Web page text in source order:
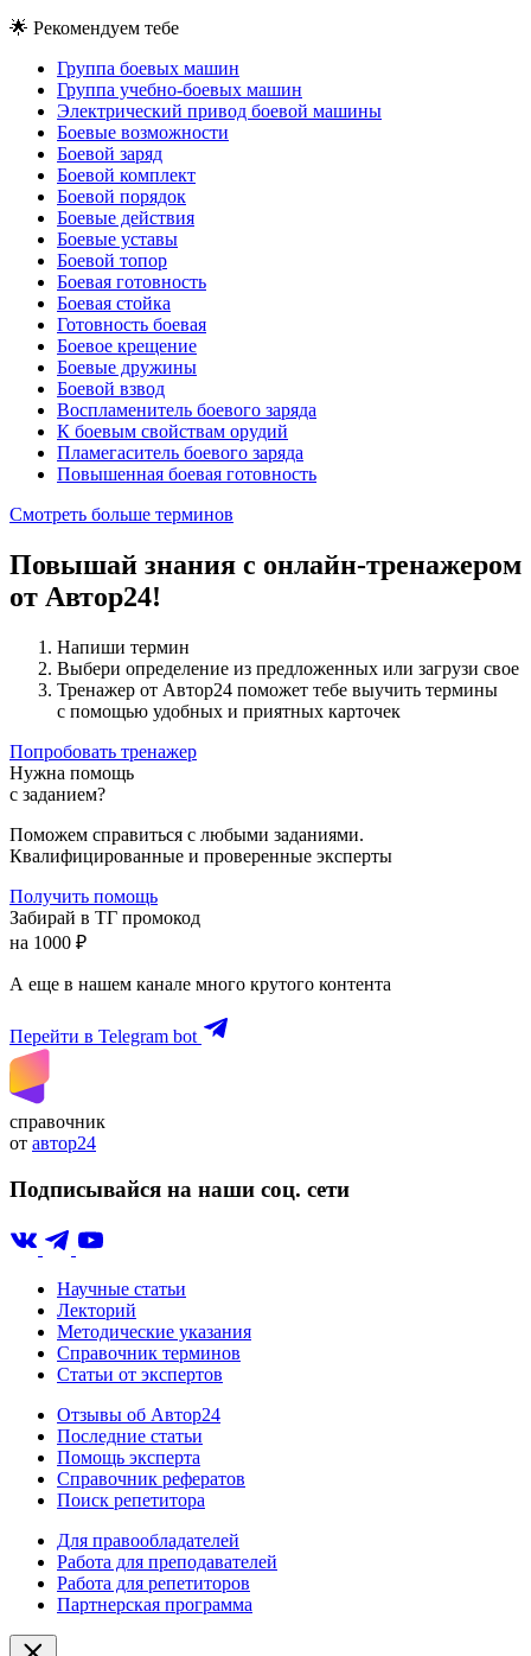
🌟 Рекомендуем тебе
Группа боевых машин
Группа учебно-боевых машин
Электрический привод боевой машины
Боевые возможности
Боевой заряд
Боевой комплект
Боевой порядок
Боевые действия
Боевые уставы
Боевой топор
Боевая готовность
Боевая стойка
Готовность боевая
Боевое крещение
Боевые дружины
Боевой взвод
Воспламенитель боевого заряда
К боевым свойствам орудий
Пламегаситель боевого заряда
Повышенная боевая готовность
Смотреть больше терминов
Повышай знания с онлайн-тренажером
от Автор24!
Напиши термин
Выбери определение из предложенных или загрузи свое
Тренажер от Автор24 поможет тебе выучить термины
с помощью удобных и приятных карточек
Попробовать тренажер
Нужна помощь
с заданием?
Поможем справиться с любыми заданиями.
Квалифицированные и проверенные эксперты
Получить помощь
Забирай в ТГ промокод
на 1000 ₽
А еще в нашем канале много крутого контента
Перейти в Telegram bot
справочник
от автор24
Подписывайся на наши соц. сети
Научные статьи
Лекторий
Методические указания
Справочник терминов
Статьи от экспертов
Отзывы об Автор24
Последние статьи
Помощь эксперта
Справочник рефератов
Поиск репетитора
Для правообладателей
Работа для преподавателей
Работа для репетиторов
Партнерская программа